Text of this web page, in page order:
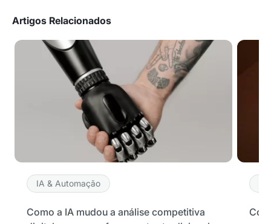
Artigos Relacionados
IA & Automação
Como a IA mudou a análise competitiva